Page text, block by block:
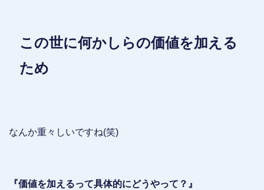
この世に何かしらの価値を加える
ため
なんか重々しいですね(笑)
『価値を加えるって具体的にどうやって？』